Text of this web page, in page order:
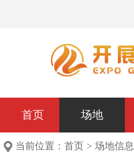
首页 场地
当前位置： 首页 > 场地信息